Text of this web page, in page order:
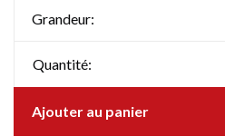
Grandeur:
Quantité:
Ajouter au panier